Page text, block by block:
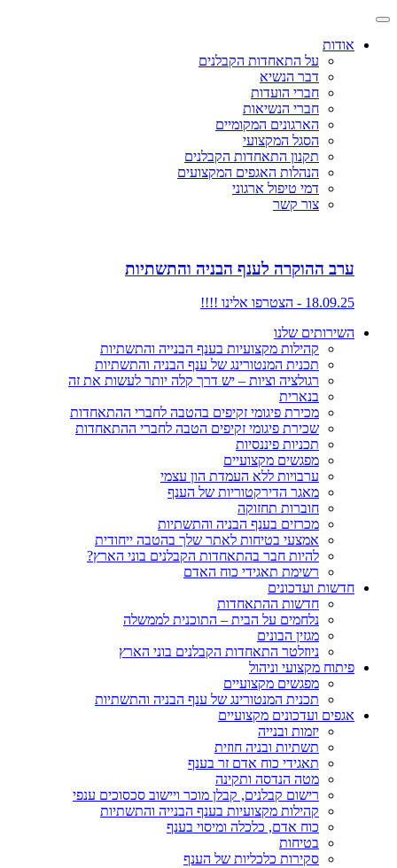
אודות
על התאחדות הקבלנים
דבר הנשיא
חברי הועדות
חברי הנשיאות
הארגונים המקומיים
הסגל המקצועי
תקנון התאחדות הקבלנים
הנהלות האגפים המקצועים
דמי טיפול ארגוני
צור קשר
ערב ההוקרה לענף הבניה והתשתיות
18.09.25 - הצטרפו אלינו !!!!
השירותים שלנו
קהילות מקצועיות בענף הבנייה והתשתיות
תכנית המנטורינג של ענף הבניה והתשתיות
רגולציה וציות – יש דרך קלה יותר לעשות את זה
בנארית
מכירת פיגומי זקיפים בהטבה לחברי ההתאחדות
שכירת פיגומי זקיפים הטבה לחברי ההתאחדות
תכניות פיננסיות
מפגשים מקצועיים
ערבויות ללא העמדת הון עצמי
מאגר הדירקטוריות של הענף
חוברות תחזוקה
מכרזים בענף הבניה והתשתיות
אמצעי בטיחות לאתר שלך בהטבה ייחודית
להיות חבר בהתאחדות הקבלנים בוני הארץ?
רשימת תאגידי כוח האדם
חדשות ועדכונים
חדשות ההתאחדות
נלחמים על הבית – התוכנית לממשלה
מגזין הבונים
ניוזלטר התאחדות הקבלנים בוני הארץ
פיתוח מקצועי וניהול
מפגשים מקצועיים
תכנית המנטורינג של ענף הבניה והתשתיות
אגפים ועדכונים מקצועיים
יזמות ובנייה
תשתיות ובניה חוזית
תאגידי כוח אדם זר בענף
מטה הנדסה ותקינה
רישום קבלנים, קבלן מוכר ויישוב סכסוכים ענפי
קהילות מקצועיות בענף הבנייה והתשתיות
כוח אדם, כלכלה ומיסוי בענף
בטיחות
סקירות כלכליות של הענף